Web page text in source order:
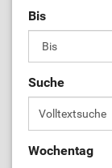
Bis
Suche
Wochentag